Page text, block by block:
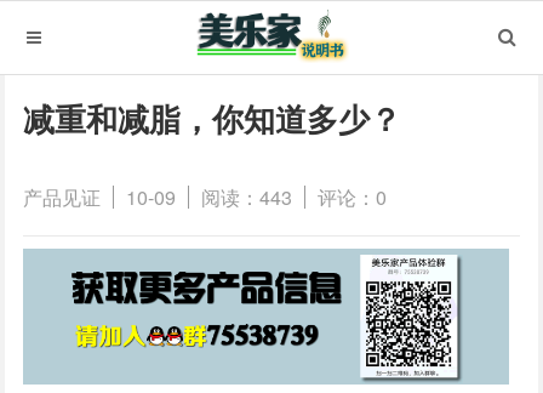
减重和减脂，你知道多少？
产品见证 10-09 阅读：443 评论：0